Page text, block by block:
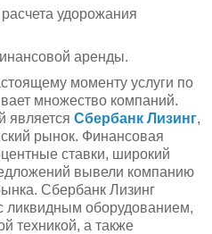
удорожания
аренды.
моменту услуги по
множество компаний.
является Сбербанк Лизинг,
рынок. Финансовая
ставки, широкий
вывели компанию
Сбербанк Лизинг
ликвидным оборудованием,
техникой, а также